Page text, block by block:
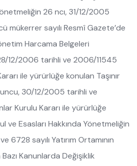
26 ncı, 31/12/2005
sayılı Resmî Gazete’de
Harcama Belgeleri
12/2006 tarihli ve 2006/11545
ile yürürlüğe konulan Taşınır
30/12/2005 tarihli ve
Kurulu Kararı ile yürürlüğe
ve Esasları Hakkında Yönetmeliğin
6728 sayılı Yatırım Ortamının
Kanunlarda Değişiklik